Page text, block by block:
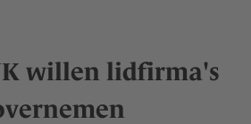
willen lidfirma's